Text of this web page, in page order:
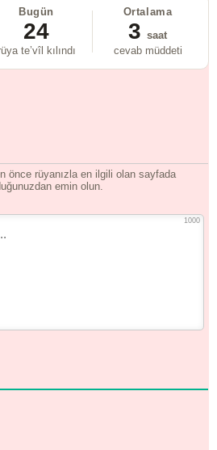
Bugün
24
te’vîl kılındı
Ortalama
3 saat
cevab müddeti
önce rüyanızla en ilgili olan sayfada
emin olun.
1000